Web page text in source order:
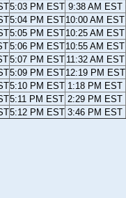
5:03 PM EST 9:38 AM EST
5:04 PM EST10:00 AM EST
5:05 PM EST10:25 AM EST
5:06 PM EST10:55 AM EST
5:07 PM EST 11:32 AM EST
5:09 PM EST12:19 PM EST
5:10 PM EST 1:18 PM EST
5:11 PM EST 2:29 PM EST
5:12 PM EST 3:46 PM EST